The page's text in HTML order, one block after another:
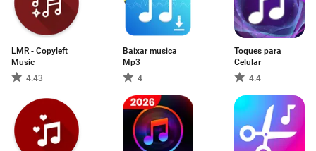
LMR - Copyleft
Music
4.43
Baixar musica
Mp3
4
Toques para
Celular
4.4